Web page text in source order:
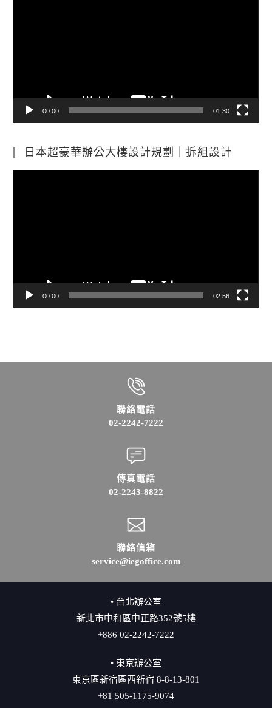
00:00 01:30
日本超豪華辦公大樓設計規劃｜拆組設計
00:00 02:56
聯絡電話
02-2242-7222
傳真電話
02-2243-8822
聯絡信箱
service@iegoffice.com
• 台北辦公室
新北市中和區中正路352號5樓
+886 02-2242-7222
• 東京辦公室
東京區新宿區西新宿 8-8-13-801
+81 505-1175-9074